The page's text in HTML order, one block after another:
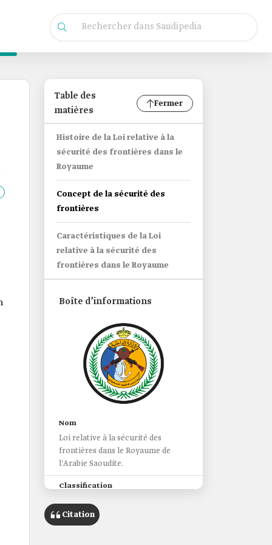
Table des
matières
Fermer
Histoire de la Loi relative à la
sécurité des frontières dans le
Royaume
Concept de la sécurité des
frontières
Caractéristiques de la Loi
relative à la sécurité des
frontières dans le Royaume
Boîte d’informations
Nom
Loi relative à la sécurité des
frontières dans le Royaume de
l'Arabie Saoudite.
Classification
sécurité le long des zones
frontalières qui délimitent les
Citation